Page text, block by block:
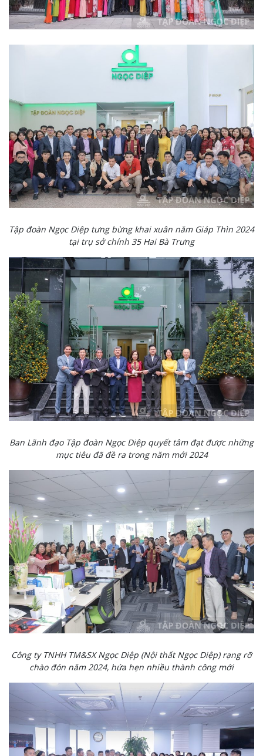
Tập đoàn Ngọc Diệp tưng bừng khai xuân năm Giáp Thìn 2024
tại trụ sở chính 35 Hai Bà Trưng
Ban Lãnh đạo Tập đoàn Ngọc Diệp quyết tâm đạt được những
mục tiêu đã đề ra trong năm mới 2024
Công ty TNHH TM&SX Ngọc Diệp (Nội thất Ngọc Diệp) rạng rỡ
chào đón năm 2024, hứa hẹn nhiều thành công mới